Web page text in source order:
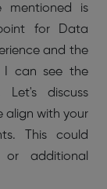
mentioned is
for Data
and the
I can see the
Let's discuss
align with your
This could
or additional